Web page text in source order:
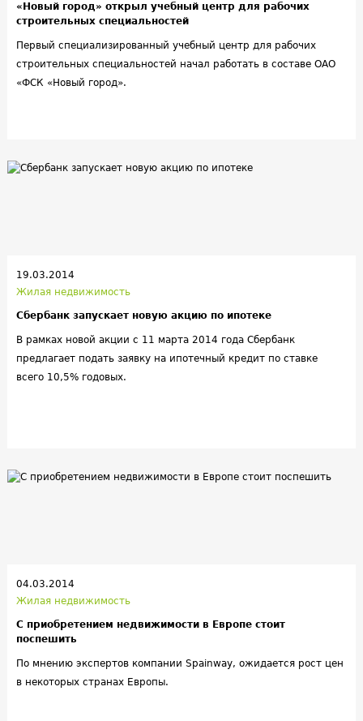
«Новый город» открыл учебный центр для рабочих
строительных специальностей
Первый специализированный учебный центр для рабочих
строительных специальностей начал работать в составе ОАО
«ФСК «Новый город».
19.03.2014
Жилая недвижимость
Сбербанк запускает новую акцию по ипотеке
В рамках новой акции с 11 марта 2014 года Сбербанк
предлагает подать заявку на ипотечный кредит по ставке
всего 10,5% годовых.
04.03.2014
Жилая недвижимость
С приобретением недвижимости в Европе стоит
поспешить
По мнению экспертов компании Spainway, ожидается рост цен
в некоторых странах Европы.